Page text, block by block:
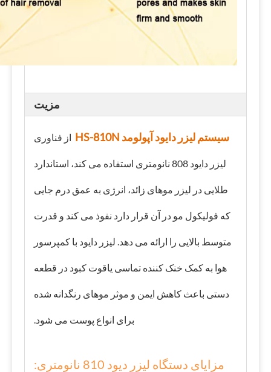
مزیت
سیستم لیزر دایود آپولومد HS-810N از فناوری
لیزر دایود 808 نانومتری استفاده می کند، استاندارد
طلایی در لیزر موهای زائد، انرژی به عمق درم جایی
که فولیکول مو در آن قرار دارد نفوذ می کند و قدرت
متوسط ​​بالایی را ارائه می دهد. لیزر دایود با کمپرسور
هوا به کمک خنک کننده تماسی یاقوت کبود در قطعه
دستی باعث کاهش ایمن و موثر موهای رنگدانه شده
برای انواع پوست می شود.
مزایای دستگاه لیزر دیود 810 نانومتری: